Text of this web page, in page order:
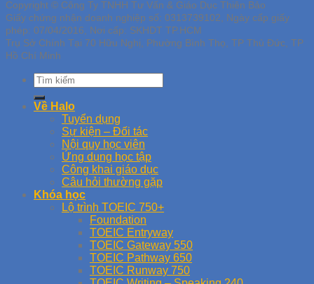
Copyright © Công Ty TNHH Tư Vấn & Giáo Dục Thiên Bảo
Giấy chứng nhận doanh nghiệp số: 0313739102, Ngày cấp giấy
phép: 07/04/2016, Nơi cấp: SKHDT TP.HCM
Trụ Sở Chính Tại 70 Hữu Nghị, Phường Bình Thọ, TP Thủ Đức, TP
Hồ Chí Minh
Về Halo
Tuyển dụng
Sự kiện – Đối tác
Nội quy học viên
Ứng dụng học tập
Công khai giáo dục
Câu hỏi thường gặp
Khóa học
Lộ trình TOEIC 750+
Foundation
TOEIC Entryway
TOEIC Gateway 550
TOEIC Pathway 650
TOEIC Runway 750